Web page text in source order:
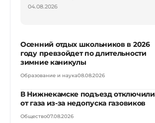
04.08.2026
Осенний отдых школьников в 2026
году превзойдет по длительности
зимние каникулы
Образование и наука08.08.2026
В Нижнекамске подъезд отключили
от газа из-за недопуска газовиков
Общество07.08.2026